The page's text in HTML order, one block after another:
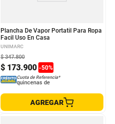
Plancha De Vapor Portatil Para Ropa
Facil Uso En Casa
UNIMARC
$ 173.900 -50%
$ 347.800
Cuota de Referencia*
quincenas de
AGREGAR